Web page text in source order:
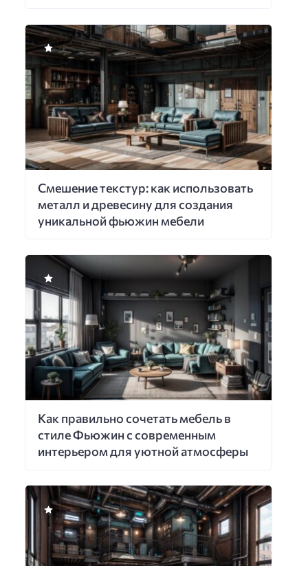
Смешение текстур: как использовать
металл и древесину для создания
уникальной фьюжин мебели
Как правильно сочетать мебель в
стиле Фьюжин с современным
интерьером для уютной атмосферы